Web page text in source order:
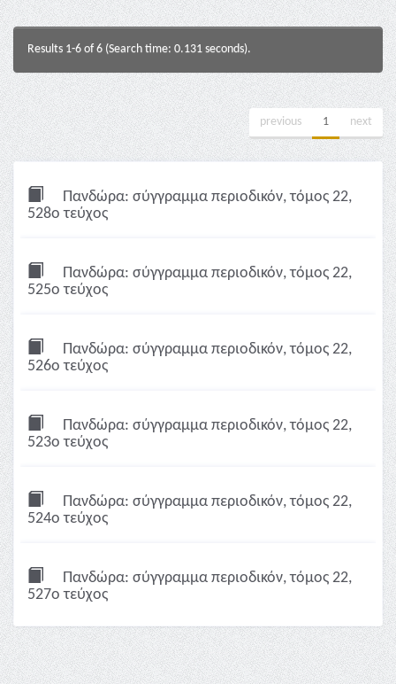
Results 1-6 of 6 (Search time: 0.131 seconds).
previous 1 next
Πανδώρα: σύγγραμμα περιοδικόν, τόμος 22,
528ο τεύχος
Πανδώρα: σύγγραμμα περιοδικόν, τόμος 22,
525ο τεύχος
Πανδώρα: σύγγραμμα περιοδικόν, τόμος 22,
526ο τεύχος
Πανδώρα: σύγγραμμα περιοδικόν, τόμος 22,
523ο τεύχος
Πανδώρα: σύγγραμμα περιοδικόν, τόμος 22,
524ο τεύχος
Πανδώρα: σύγγραμμα περιοδικόν, τόμος 22,
527ο τεύχος